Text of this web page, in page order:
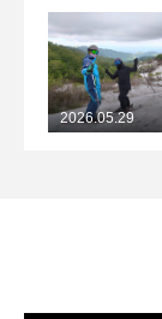
2026.05.29